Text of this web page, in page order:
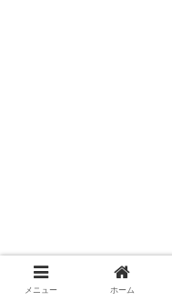
メニュー ホーム